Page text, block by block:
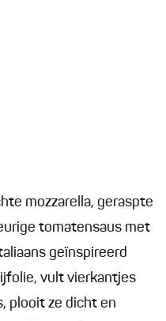
mozzarella, geraspte
tomatensaus met
geïnspireerd
vult vierkantjes
plooit ze dicht en